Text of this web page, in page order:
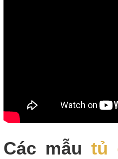
Các mẫu tủ